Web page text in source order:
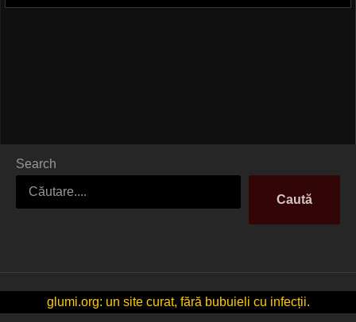
Search
Caută
glumi.org: un site curat, fără bubuieli cu infecții.